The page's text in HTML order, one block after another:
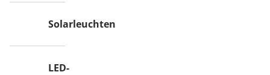
Solarleuchten
LED-